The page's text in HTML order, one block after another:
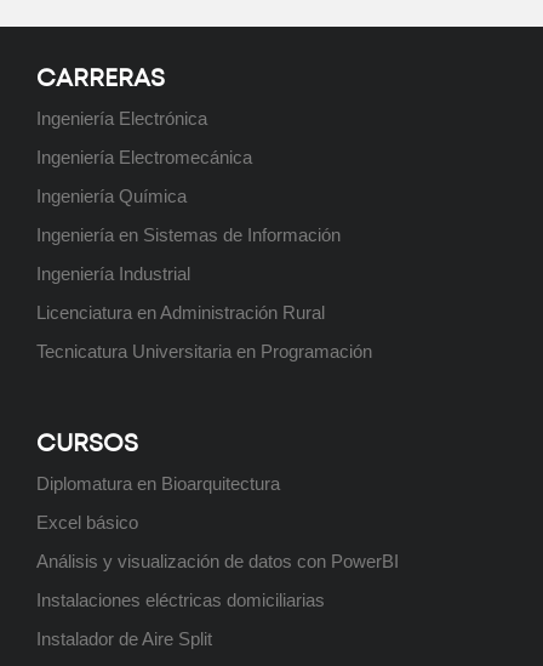
CARRERAS
Ingeniería Electrónica
Ingeniería Electromecánica
Ingeniería Química
Ingeniería en Sistemas de Información
Ingeniería Industrial
Licenciatura en Administración Rural
Tecnicatura Universitaria en Programación
CURSOS
Diplomatura en Bioarquitectura
Excel básico
Análisis y visualización de datos con PowerBI
Instalaciones eléctricas domiciliarias
Instalador de Aire Split